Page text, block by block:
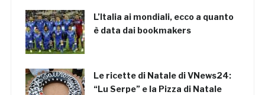
L’Italia ai mondiali, ecco a quanto
è data dai bookmakers
Le ricette di Natale di VNews24:
“Lu Serpe” e la Pizza di Natale